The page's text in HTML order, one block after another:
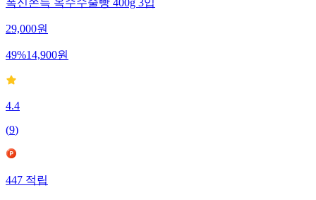
폭신쫀득 옥수수술빵 400g 3입
29,000원
49%14,900원
4.4
(9)
447적립